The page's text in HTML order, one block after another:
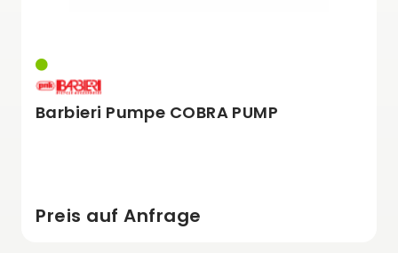
Barbieri Pumpe COBRA PUMP
Preis auf Anfrage